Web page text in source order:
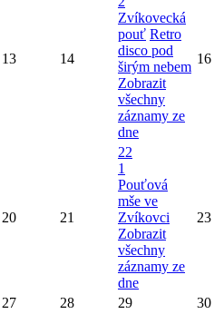
13 14
Zvíkovecká
pouť Retro
disco pod
širým nebem
Zobrazit
všechny
záznamy ze
dne
16
20 21
22
1
Pouťová
mše ve
Zvíkovci
Zobrazit
všechny
záznamy ze
dne
23
27 28 29
30